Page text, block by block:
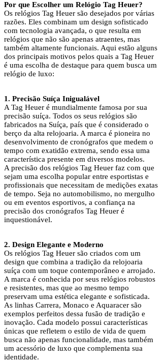
Por que Escolher um Relógio Tag Heuer?
Os relógios Tag Heuer são desejados por várias
razões. Eles combinam um design sofisticado
com tecnologia avançada, o que resulta em
relógios que não são apenas atraentes, mas
também altamente funcionais. Aqui estão alguns
dos principais motivos pelos quais a Tag Heuer
é uma escolha de destaque para quem busca um
relógio de luxo:
1. Precisão Suíça Inigualável
A Tag Heuer é mundialmente famosa por sua
precisão suíça. Todos os seus relógios são
fabricados na Suíça, país que é considerado o
berço da alta relojoaria. A marca é pioneira no
desenvolvimento de cronógrafos que medem o
tempo com exatidão extrema, sendo essa uma
característica presente em diversos modelos.
A precisão dos relógios Tag Heuer faz com que
sejam uma escolha popular entre esportistas e
profissionais que necessitam de medições exatas
de tempo. Seja no automobilismo, no mergulho
ou em eventos esportivos, a confiança na
precisão dos cronógrafos Tag Heuer é
inquestionável.
2. Design Elegante e Moderno
Os relógios Tag Heuer são criados com um
design que combina a tradição da relojoaria
suíça com um toque contemporâneo e arrojado.
A marca é conhecida por seus relógios robustos
e resistentes, mas que ao mesmo tempo
preservam uma estética elegante e sofisticada.
As linhas Carrera, Monaco e Aquaracer são
exemplos perfeitos dessa fusão de tradição e
inovação. Cada modelo possui características
únicas que refletem o estilo de vida de quem
busca não apenas funcionalidade, mas também
um acessório de luxo que complementa sua
identidade.